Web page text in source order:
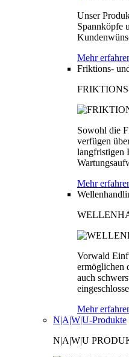
Unser
Spannköpfe
Mehr
Friktions-
Sowohl die
verfügen
langfristigen
Mehr
Vorwald
ermöglichen
auch
Mehr
N|A|W|U-Produkte
N|A|W|U